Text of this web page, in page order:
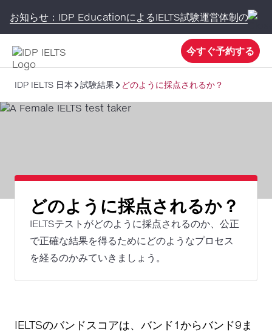
お知らせ：IDP EducationによるIELTS試験運営体制の変更
今すぐ予約する
IDP IELTS 日本 試験結果 どのように採点されるか？
どのように採点されるか？
IELTSテストがどのように採点されるのか、公正
で正確な結果を得るためにどのようなプロセス
を経るのかみていきましょう。
IELTSのバンドスコアは、バンド1からバンド9ま